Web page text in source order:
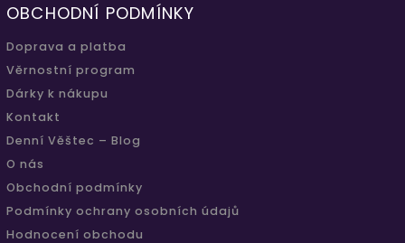
OBCHODNÍ PODMÍNKY
Doprava a platba
Věrnostní program
Dárky k nákupu
Kontakt
Denní Věštec – Blog
O nás
Obchodní podmínky
Podmínky ochrany osobních údajů
Hodnocení obchodu